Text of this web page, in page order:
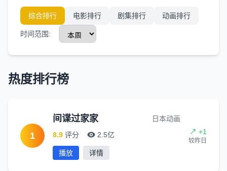
综合排行 电影排行 剧集排行 动画排行
时间范围:
热度排行榜
1
间谍过家家
日本动画
8.9 评分 2.5亿
播放 详情
↗ +1
较昨日